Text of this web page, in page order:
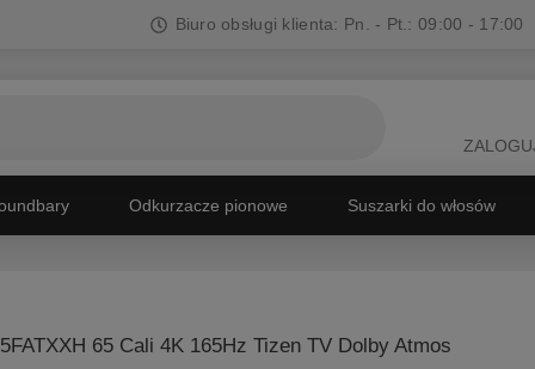
Biuro obsługi klienta: Pn. - Pt.: 09:00 - 17:00
Odkurzacze pionowe Suszarki do włosów
65 Cali 4K 165Hz Tizen TV Dolby Atmos